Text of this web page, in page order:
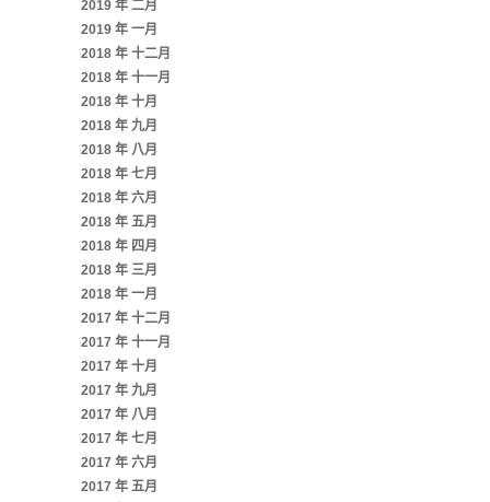
2019 年 二月
2019 年 一月
2018 年 十二月
2018 年 十一月
2018 年 十月
2018 年 九月
2018 年 八月
2018 年 七月
2018 年 六月
2018 年 五月
2018 年 四月
2018 年 三月
2018 年 一月
2017 年 十二月
2017 年 十一月
2017 年 十月
2017 年 九月
2017 年 八月
2017 年 七月
2017 年 六月
2017 年 五月